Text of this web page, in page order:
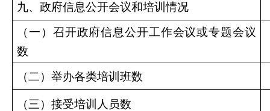
九、政府信息公开会议和培训情况
（一）召开政府信息公开工作会议或专题会议
数
（二）举办各类培训班数
（三）接受培训人员数